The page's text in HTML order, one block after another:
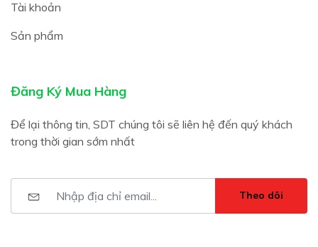
Tài khoản
Sản phẩm
Đăng Ký Mua Hàng
Để lại thông tin, SDT chúng tôi sẽ liên hệ đến quý khách
trong thời gian sớm nhất
Theo dõi